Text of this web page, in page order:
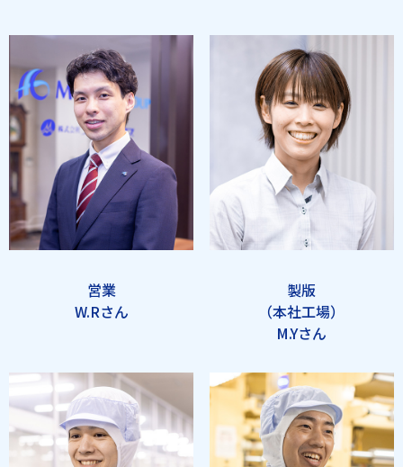
営業
W.Rさん
製版
（本社工場）
M.Yさん